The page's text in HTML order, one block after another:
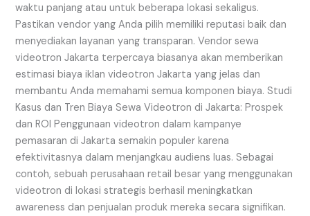
waktu panjang atau untuk beberapa lokasi sekaligus.
Pastikan vendor yang Anda pilih memiliki reputasi baik dan
menyediakan layanan yang transparan. Vendor sewa
videotron Jakarta terpercaya biasanya akan memberikan
estimasi biaya iklan videotron Jakarta yang jelas dan
membantu Anda memahami semua komponen biaya. Studi
Kasus dan Tren Biaya Sewa Videotron di Jakarta: Prospek
dan ROI Penggunaan videotron dalam kampanye
pemasaran di Jakarta semakin populer karena
efektivitasnya dalam menjangkau audiens luas. Sebagai
contoh, sebuah perusahaan retail besar yang menggunakan
videotron di lokasi strategis berhasil meningkatkan
awareness dan penjualan produk mereka secara signifikan.